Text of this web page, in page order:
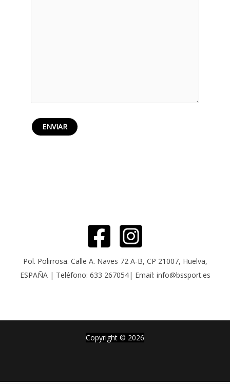
Pol. Polirrosa. Calle A. Naves 72 A-B, CP 21007, Huelva,
ESPAÑA | Teléfono: 633 267054| Email: info@bssport.es
Copyright © 2026